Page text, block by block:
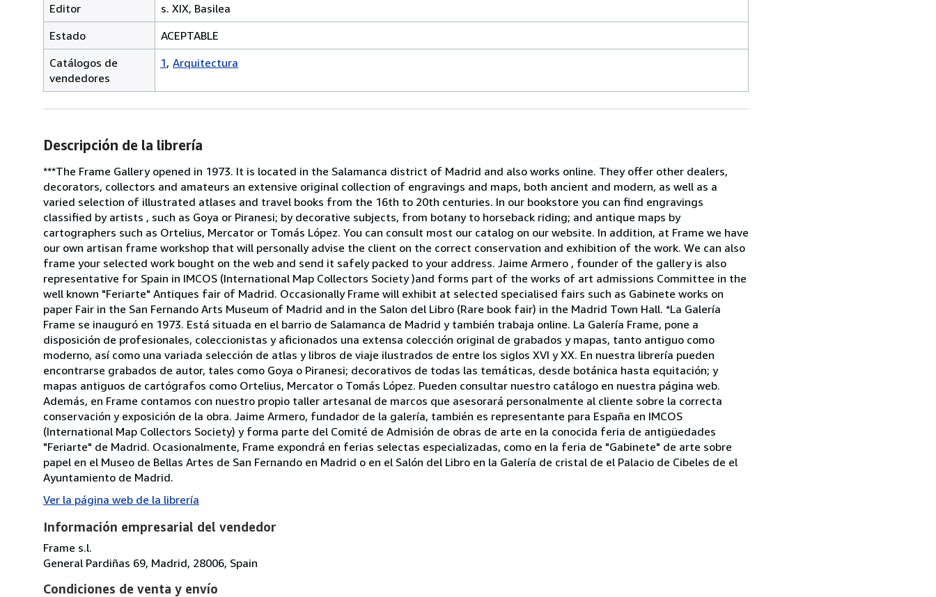
Editor
s. XIX, Basilea
Estado
ACEPTABLE
Catálogos de
vendedores
1 Arquitectura
Descripción de la librería
***The Frame Gallery opened in 1973. It is located in the Salamanca district of Madrid and also works online. They offer other dealers,
decorators, collectors and amateurs an extensive original collection of engravings and maps, both ancient and modern, as well as a
varied selection of illustrated atlases and travel books from the 16th to 20th centuries. In our bookstore you can find engravings
classified by artists , such as Goya or Piranesi; by decorative subjects, from botany to horseback riding; and antique maps by
cartographers such as Ortelius, Mercator or Tomás López. You can consult most our catalog on our website. In addition, at Frame we have
our own artisan frame workshop that will personally advise the client on the correct conservation and exhibition of the work. We can also
frame your selected work bought on the web and send it safely packed to your address. Jaime Armero , founder of the gallery is also
representative for Spain in IMCOS (International Map Collectors Society )and forms part of the works of art admissions Committee in the
well known "Feriarte" Antiques fair of Madrid. Occasionally Frame will exhibit at selected specialised fairs such as Gabinete works on
paper Fair in the San Fernando Arts Museum of Madrid and in the Salon del Libro (Rare book fair) in the Madrid Town Hall. *La Galería
Frame se inauguró en 1973. Está situada en el barrio de Salamanca de Madrid y también trabaja online. La Galería Frame, pone a
disposición de profesionales, coleccionistas y aficionados una extensa colección original de grabados y mapas, tanto antiguo como
moderno, así como una variada selección de atlas y libros de viaje ilustrados de entre los siglos XVI y XX. En nuestra librería pueden
encontrarse grabados de autor, tales como Goya o Piranesi; decorativos de todas las temáticas, desde botánica hasta equitación; y
mapas antiguos de cartógrafos como Ortelius, Mercator o Tomás López. Pueden consultar nuestro catálogo en nuestra página web.
Además, en Frame contamos con nuestro propio taller artesanal de marcos que asesorará personalmente al cliente sobre la correcta
conservación y exposición de la obra. Jaime Armero, fundador de la galería, también es representante para España en IMCOS
(International Map Collectors Society) y forma parte del Comité de Admisión de obras de arte en la conocida feria de antigüedades
"Feriarte" de Madrid. Ocasionalmente, Frame expondrá en ferias selectas especializadas, como en la feria de "Gabinete" de arte sobre
papel en el Museo de Bellas Artes de San Fernando en Madrid o en el Salón del Libro en la Galería de cristal de el Palacio de Cibeles de el
Ayuntamiento de Madrid.
Ver la página web de la librería
Información empresarial del vendedor
Frame s.l.
General Pardiñas 69, Madrid, 28006, Spain
Condiciones de venta y envío